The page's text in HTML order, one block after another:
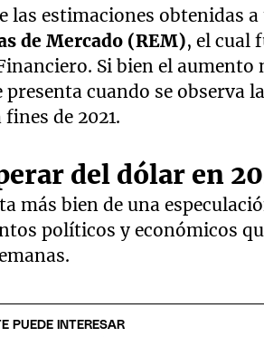
las estimaciones obtenidas
de Mercado (REM), el cual
Si bien el aumento
cuando se observa
de 2021.
del dólar en
más bien de una
políticos y económicos
PUEDE INTERESAR